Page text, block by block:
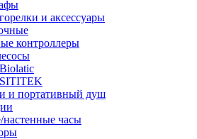
и аксессуары
контроллеры
и портативный душ
часы